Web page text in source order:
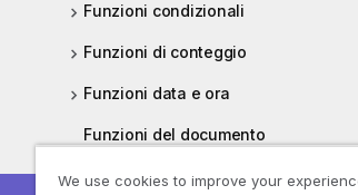
Funzioni condizionali
Funzioni di conteggio
Funzioni data e ora
Funzioni del documento
Funzioni esponenziali e
We use cookies to improve your